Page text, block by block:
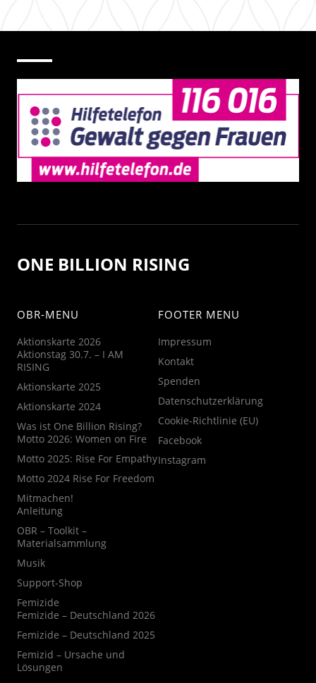
ONE BILLION RISING
OBR-MENU
Aktionskarte 2026
Aktionstag 30.7. – I AM
RISING
Aktionskarte 2025
Aktionskarte 2024
Was ist One Billion Rising?
Motto 2026: Women on Fire
Motto 2025: Rise For Empathy
Motto 2024 Rise For Freedom
Mitmachen!
Anleitung
OBR – Toolkit –
Materialsammlung
Musik
Support-Shop
Femizide
Femizide – Deutschland 2026
Femizide – Deutschland 2025
Femizid – Ursache und
Lösungen
FOOTER MENU
Impressum
Kontakt
Spenden
Datenschutzerklärung
Cookie-Richtlinie (EU)
Facebook
Instagram